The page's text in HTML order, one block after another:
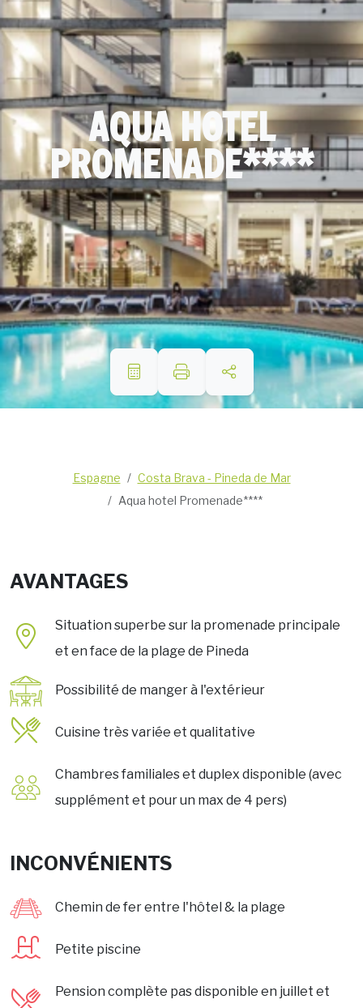
AQUA HOTEL
PROMENADE****
Espagne
Costa Brava - Pineda de Mar
Aqua hotel Promenade****
AVANTAGES
Situation superbe sur la promenade principale
et en face de la plage de Pineda
Possibilité de manger à l'extérieur
Cuisine très variée et qualitative
Chambres familiales et duplex disponible (avec
supplément et pour un max de 4 pers)
INCONVÉNIENTS
Chemin de fer entre l'hôtel & la plage
Petite piscine
Pension complète pas disponible en juillet et